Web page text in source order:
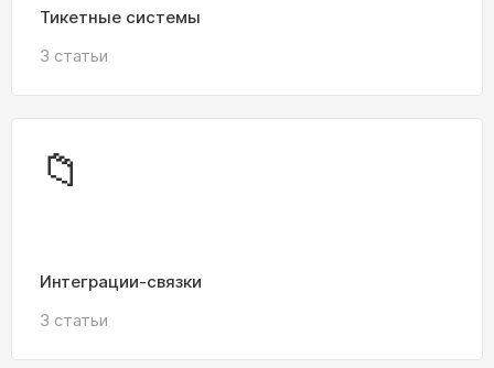
Тикетные системы
3 статьи
📁
Интеграции-связки
3 статьи